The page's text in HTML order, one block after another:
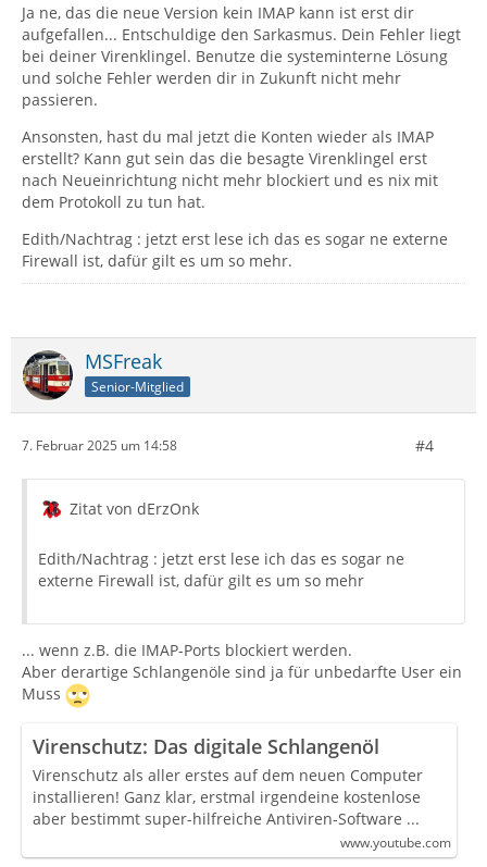
Ja ne, das die neue Version kein IMAP kann ist erst dir
aufgefallen... Entschuldige den Sarkasmus. Dein Fehler liegt
bei deiner Virenklingel. Benutze die systeminterne Lösung
und solche Fehler werden dir in Zukunft nicht mehr
passieren.
Ansonsten, hast du mal jetzt die Konten wieder als IMAP
erstellt? Kann gut sein das die besagte Virenklingel erst
nach Neueinrichtung nicht mehr blockiert und es nix mit
dem Protokoll zu tun hat.
Edith/Nachtrag : jetzt erst lese ich das es sogar ne externe
Firewall ist, dafür gilt es um so mehr.
MSFreak
Senior-Mitglied
7. Februar 2025 um 14:58 #4
Zitat von dErzOnk
Edith/Nachtrag : jetzt erst lese ich das es sogar ne
externe Firewall ist, dafür gilt es um so mehr
... wenn z.B. die IMAP-Ports blockiert werden.
Aber derartige Schlangenöle sind ja für unbedarfte User ein
Muss
Virenschutz: Das digitale Schlangenöl
Virenschutz als aller erstes auf dem neuen Computer
installieren! Ganz klar, erstmal irgendeine kostenlose
aber bestimmt super-hilfreiche Antiviren-Software ...
www.youtube.com